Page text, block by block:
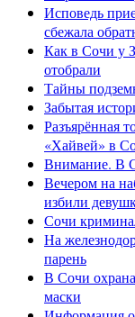
Исповедь
сбежала
Как в Сочи у
отобрали
Тайны
Забытая
Разъярённая
«Хайвей» в
Внимание. В
Вечером на
избили
Сочи
На
парень
В Сочи
маски